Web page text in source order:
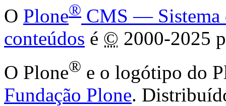
O Plone® CMS — Sistema
conteúdos é © 2000-2025
O Plone® e o logótipo do
Fundação Plone.